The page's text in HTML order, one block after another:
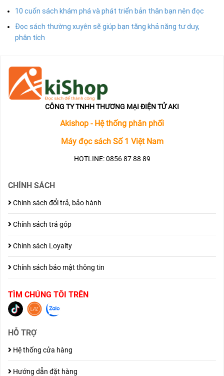
10 cuốn sách khám phá và phát triển bản thân bạn nên đọc
Đọc sách thường xuyên sẽ giúp bạn tăng khả năng tư duy,
phân tích
CÔNG TY TNHH THƯƠNG MẠI ĐIỆN TỬ AKI
Akishop - Hệ thống phân phối
Máy đọc sách Số 1 Việt Nam
HOTLINE: 0856 87 88 89
CHÍNH SÁCH
Chính sách đổi trả, bảo hành
Chính sách trả góp
Chính sách Loyalty
Chính sách bảo mật thông tin
TÌM CHÚNG TÔI TRÊN
HỖ TRỢ
Hệ thống cửa hàng
Hướng dẫn đặt hàng